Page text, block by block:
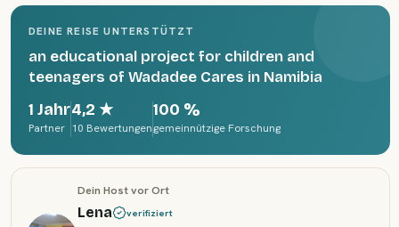
DEINE REISE UNTERSTÜTZT
an educational project for children and
teenagers of Wadadee Cares in Namibia
1 Jahr
Partner
4,2 ★
10 Bewertungen
100 %
gemeinnützige Forschung
Dein Host vor Ort
Lena verifiziert